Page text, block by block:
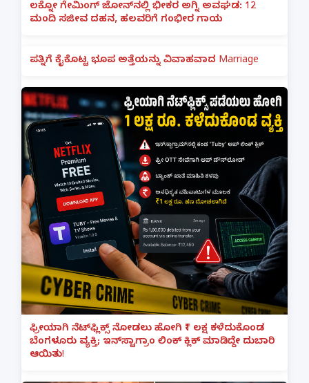
ಲಕ್ನೋ ಗೇಮಿಂಗ್ ಜೋನ್‌ನಲ್ಲಿ ಭೀಕರ ಅಗ್ನಿ ಅವಘಡ: 12
ಮಂದಿ ಸಜೀವ ದಹನ, ಹಲವರಿಗೆ ಗಂಭೀರ ಗಾಯ
ಪತ್ನಿಗೆ ಕೈಕೊಟ್ಟ ಭೂಪ ಅತ್ತೆಯನ್ನು ವಿವಾಹವಾದ Marriage
ಫ್ರೀಯಾಗಿ ನೆಟ್‌ಫ್ಲಿಕ್ಸ್ ನೋಡಲು ಹೋಗಿ ₹1 ಲಕ್ಷ ಕಳೆದುಕೊಂಡ
ಬೆಂಗಳೂರು ವ್ಯಕ್ತಿ; ಇನ್‌ಸ್ಟಾಗ್ರಾಂ ಲಿಂಕ್ ಕ್ಲಿಕ್ ಮಾಡಿದ್ದೇ ದುಬಾರಿ
ಆಯಿತು!